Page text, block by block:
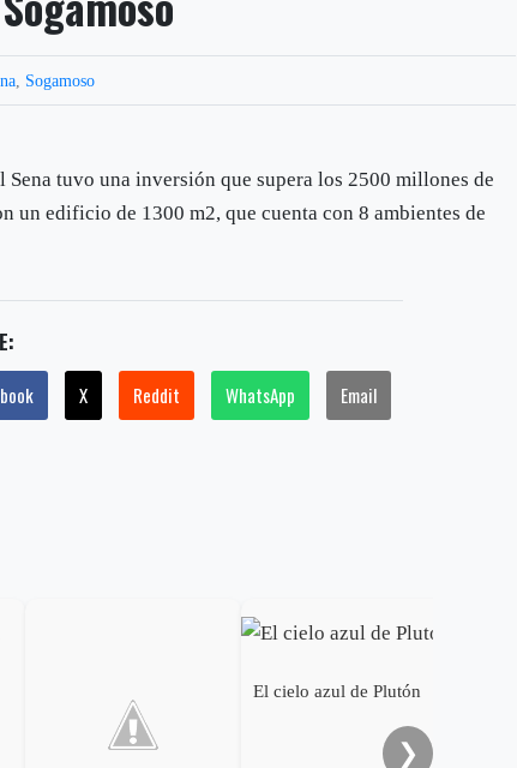
Sogamoso
Sena tuvo una inversión que supera los 2500 millones de
un edificio de 1300 m2, que cuenta con 8 ambientes de
X Reddit WhatsApp Email
El cielo azul de Plutón
❯